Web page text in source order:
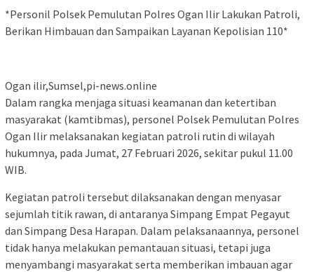
*Personil Polsek Pemulutan Polres Ogan Ilir Lakukan Patroli,
Berikan Himbauan dan Sampaikan Layanan Kepolisian 110*
Ogan ilir,Sumsel,pi-news.online
Dalam rangka menjaga situasi keamanan dan ketertiban
masyarakat (kamtibmas), personel Polsek Pemulutan Polres
Ogan Ilir melaksanakan kegiatan patroli rutin di wilayah
hukumnya, pada Jumat, 27 Februari 2026, sekitar pukul 11.00
WIB.
Kegiatan patroli tersebut dilaksanakan dengan menyasar
sejumlah titik rawan, di antaranya Simpang Empat Pegayut
dan Simpang Desa Harapan. Dalam pelaksanaannya, personel
tidak hanya melakukan pemantauan situasi, tetapi juga
menyambangi masyarakat serta memberikan imbauan agar